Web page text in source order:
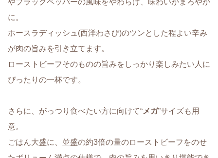
やブラックペッパーの風味をやわらげ、味わいがまろやか
に。
ホースラディッシュ(西洋わさび)のツンとした程よい辛み
が肉の旨みを引き立てます。
ローストビーフそのものの旨みをしっかり楽しみたい人に
ぴったりの一杯です。
さらに、がっつり食べたい方に向けて“メガ”サイズも用
意。
ごはん大盛に、並盛の約3倍の量のローストビーフをのせ